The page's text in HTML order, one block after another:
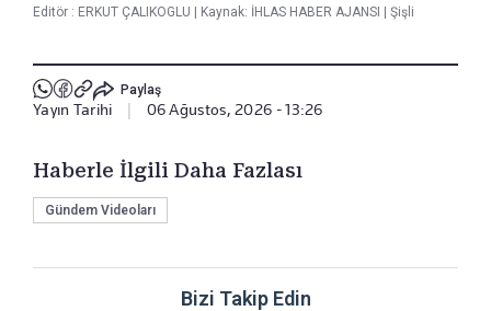
Editör : ERKUT ÇALIKOGLU | Kaynak: İHLAS HABER AJANSI | Şişli
Paylaş
Yayın Tarihi 06 Ağustos, 2026 - 13:26
Haberle İlgili Daha Fazlası
Gündem Videoları
Bizi Takip Edin